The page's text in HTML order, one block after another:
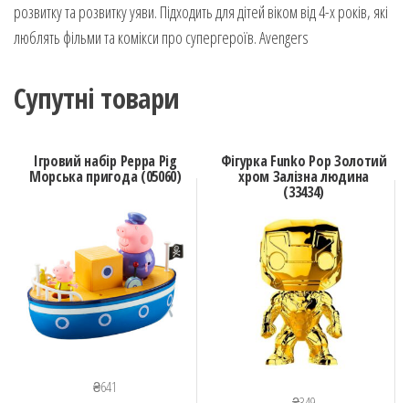
розвитку та розвитку уяви. Підходить для дітей віком від 4-х років, які
люблять фільми та комікси про супергероїв. Avengers
Супутні товари
Ігровий набір Peppa Pig
Морська пригода (05060)
₴641
Фігурка Funko Pop Золотий
хром Залізна людина
(33434)